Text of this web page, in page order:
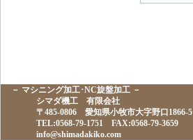
－ マシニング加工･NC旋盤加工 －
シマダ機工 有限会社
〒485-0806 愛知県小牧市大字野口1866-5
TEL:0568-79-1751 FAX:0568-79-3659
info@shimadakiko.com